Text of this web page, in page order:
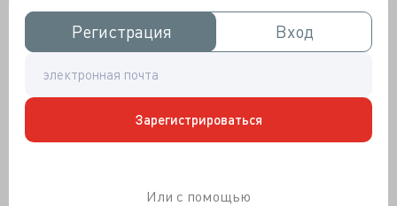
Регистрация
Регистрация Вход
Вход
Зарегистрироваться
Или с помощью
не проконсультировавшись с врачом.
По словам Гунджана Нарвани(Gunjan Narwani),
доктора медицинских наук, невролога из
у пациентов, следовавших новомодным тенденция, а
именно заклеиванию рта, может возникнуть
ограничение воздушного потока. Например, у людей с
(СОАС) заклеивание рта может серьёзно повлиять на